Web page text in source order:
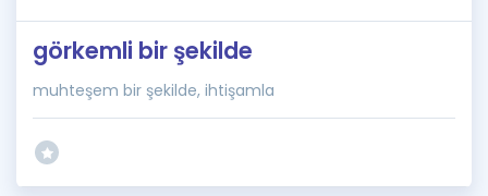
görkemli bir şekilde
muhteşem bir şekilde, ihtişamla